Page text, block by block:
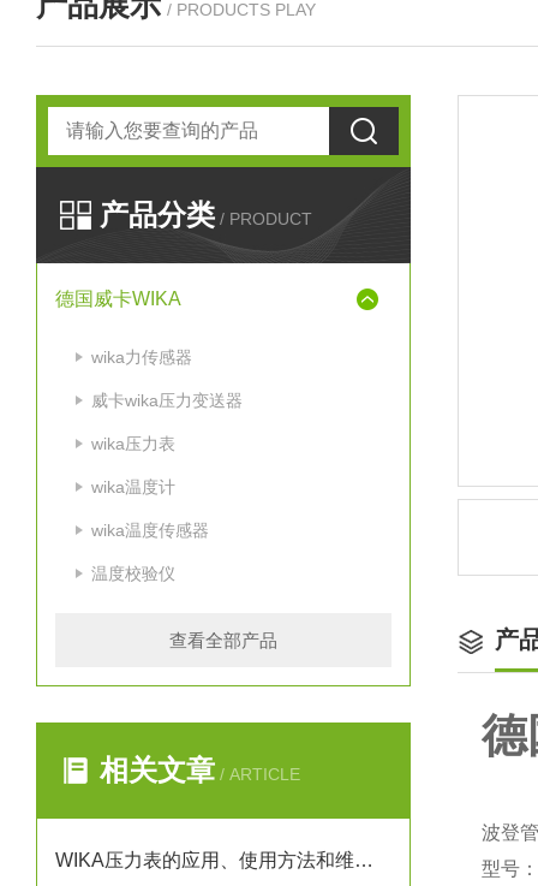
/ PRODUCTS PLAY
产品分类 / PRODUCT
德国威卡WIKA
wika力传感器
威卡wika压力变送器
wika压力表
wika温度计
wika温度传感器
温度校验仪
查看全部产品
相关文章 / ARTICLE
WIKA压力表的应用、使用方法和维护要点解析
产
德
波登
型号